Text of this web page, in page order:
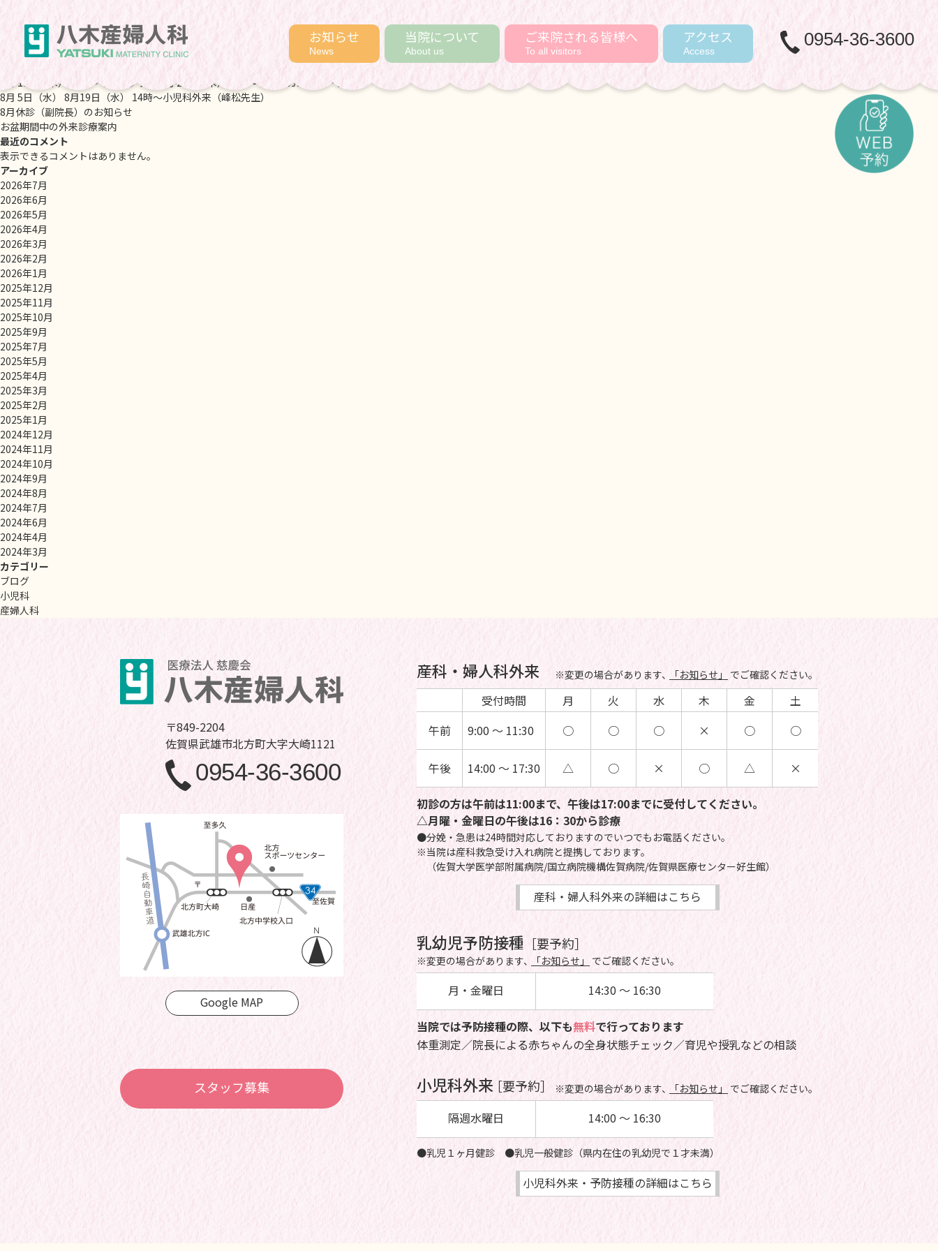
お知らせ
News
当院について
About us
ご来院される皆様へ
To all visitors
アクセス
Access
0954-36-3600
検索
最近の投稿
毎週火曜午前中・金曜午前中・月２回土曜日は女性医師が外来を行っています。
8月 13日（木）10時～マザークラス 8月 27日（木）10時～ウェルカムベビークラス
8月 5日（水） 8月19日（水） 14時～小児科外来（峰松先生）
8月休診（副院長）のお知らせ
お盆期間中の外来診療案内
最近のコメント
表示できるコメントはありません。
アーカイブ
2026年7月
2026年6月
2026年5月
2026年4月
2026年3月
2026年2月
2026年1月
2025年12月
2025年11月
2025年10月
2025年9月
2025年7月
2025年5月
2025年4月
2025年3月
2025年2月
2025年1月
2024年12月
2024年11月
2024年10月
2024年9月
2024年8月
2024年7月
2024年6月
2024年4月
2024年3月
カテゴリー
ブログ
小児科
産婦人科
〒849-2204
佐賀県武雄市北方町大字大崎1121
0954-36-3600
Google MAP
スタッフ募集
産科・婦人科外来 ※変更の場合があります、 「お知らせ」 でご確認ください。
受付時間 月 火 水 木 金
土
午前
9:00 ～ 11:30 ○ ○ ○ × ○ ○
午後 14:00 ～ 17:30 △ ○ × ○ △ ×
初診の方は午前は11:00まで、 午後は17:00までに受付してください。
△月曜・金曜日の午後は16：30から診療
●分娩・急患は24時間対応しておりますのでいつでもお電話ください。
※当院は産科救急受け入れ病院と提携しております。
（佐賀大学医学部附属病院/国立病院機構佐賀病院/佐賀県医療センター好生館）
産科・婦人科外来の詳細はこちら
乳幼児予防接種 ［要予約］
※変更の場合があります、 「お知らせ」 でご確認ください。
月・金曜日 14:30 ～ 16:30
当院では予防接種の際、以下も無料で行っております
体重測定／院長による赤ちゃんの全身状態チェック／育児や授乳などの相談
小児科外来［要予約］ ※変更の場合があります、 「お知らせ」 でご確認ください。
隔週水曜日 14:00 ～ 16:30
●乳児１ヶ月健診 ●乳児一般健診（県内在住の乳幼児で１才未満）
小児科外来・予防接種の詳細はこちら